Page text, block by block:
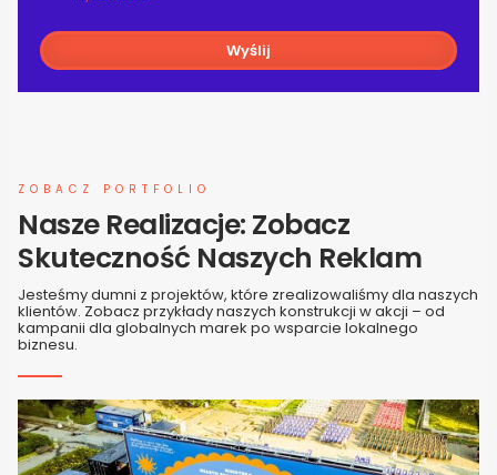
Wyślij
ZOBACZ PORTFOLIO
Nasze Realizacje: Zobacz
Skuteczność Naszych Reklam
Jesteśmy dumni z projektów, które zrealizowaliśmy dla naszych
klientów. Zobacz przykłady naszych konstrukcji w akcji – od
kampanii dla globalnych marek po wsparcie lokalnego
biznesu.